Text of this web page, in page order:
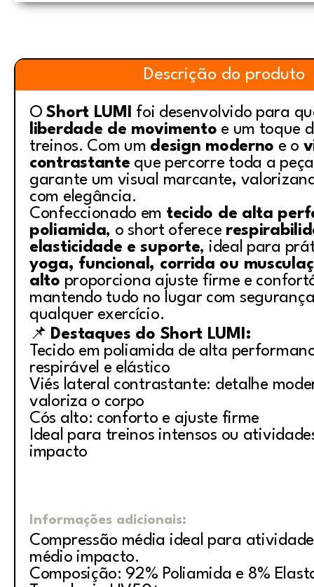
Descrição do produto
OShort LUMI foi desenvolvido para
liberdade de movimento e um toque
treinos. Com um design moderno e o
contrastante que percorre toda a
garante um visual marcante,
com elegância.
Confeccionado em tecido de alta
poliamida, o short oferece
elasticidade e suporte, ideal para
yoga, funcional, corrida ou
alto proporciona ajuste firme e
mantendo tudo no lugar com
qualquer exercício.
📌 Destaques do Short LUMI:
Tecido em poliamida de alta
respirável e elástico
Viés lateral contrastante: detalhe
valoriza o corpo
Cós alto: conforto e ajuste firme
Ideal para treinos intensos ou
impacto
Informações adicionais:
Compressão média ideal para
médio impacto.
Composição: 92% Poliamida e 8%